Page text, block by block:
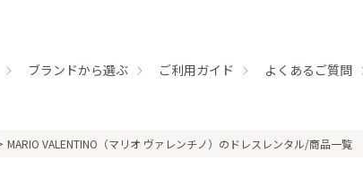
ブランドから選ぶ ご利用ガイド よくあるご質問
MARIO VALENTINO（マリオ ヴァレンチノ）のドレスレンタル/商品一覧